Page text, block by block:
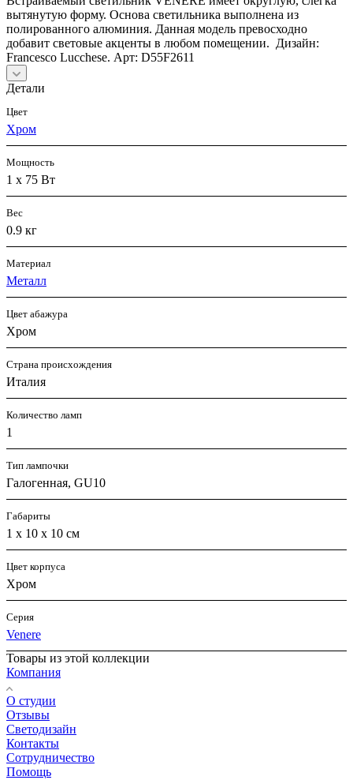
вытянутую форму. Основа светильника выполнена из
полированного алюминия. Данная модель превосходно
добавит световые акценты в любом помещении. Дизайн:
Francesco Lucchese. Арт: D55F2611
Детали
Цвет
Хром
Мощность
1 x 75 Вт
Вес
0.9 кг
Материал
Металл
Цвет абажура
Хром
Страна происхождения
Италия
Количество ламп
1
Тип лампочки
Галогенная, GU10
Габариты
1 x 10 x 10 см
Цвет корпуса
Хром
Серия
Venere
Товары из этой коллекции
Компания
О студии
Отзывы
Светодизайн
Контакты
Сотрудничество
Помощь